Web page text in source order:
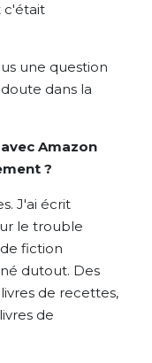
c'était
une question
dans la
Amazon
?
J'ai écrit
le trouble
fiction
dutout. Des
de recettes,
de